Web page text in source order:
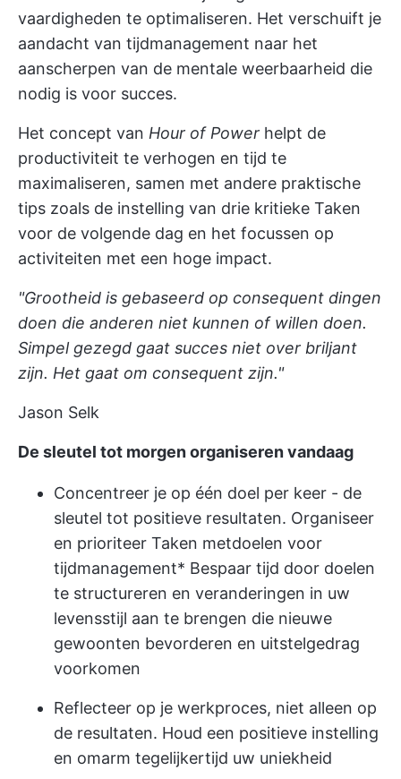
vaardigheden te optimaliseren. Het verschuift je
aandacht van tijdmanagement naar het
aanscherpen van de mentale weerbaarheid die
nodig is voor succes.
Het concept van Hour of Power helpt de
productiviteit te verhogen en tijd te
maximaliseren, samen met andere praktische
tips zoals de instelling van drie kritieke Taken
voor de volgende dag en het focussen op
activiteiten met een hoge impact.
"Grootheid is gebaseerd op consequent dingen
doen die anderen niet kunnen of willen doen.
Simpel gezegd gaat succes niet over briljant
zijn. Het gaat om consequent zijn."
Jason Selk
De sleutel tot morgen organiseren vandaag
Concentreer je op één doel per keer - de
sleutel tot positieve resultaten. Organiseer
en prioriteer Taken metdoelen voor
tijdmanagement* Bespaar tijd door doelen
te structureren en veranderingen in uw
levensstijl aan te brengen die nieuwe
gewoonten bevorderen en uitstelgedrag
voorkomen
Reflecteer op je werkproces, niet alleen op
de resultaten. Houd een positieve instelling
en omarm tegelijkertijd uw uniekheid